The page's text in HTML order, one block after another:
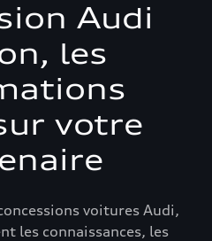
Audi
les
votre
voitures Audi,
les connaissances, les